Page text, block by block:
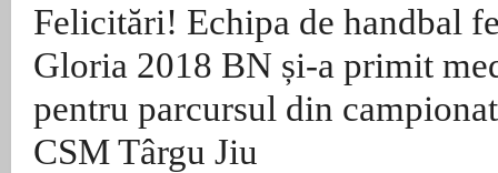
Felicitări! Echipa de handbal
Gloria 2018 BN și-a primit
pentru parcursul din
CSM Târgu Jiu